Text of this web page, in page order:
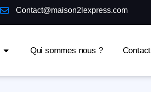
Contact@maison2lexpress.com
Qui sommes nous ? Contact